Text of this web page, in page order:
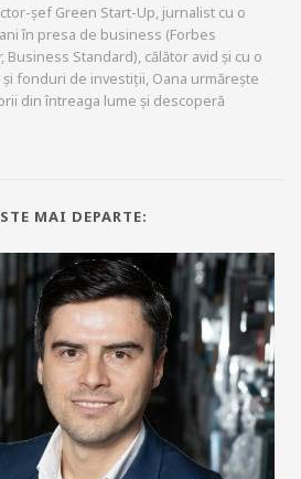
șef Green Start-Up, jurnalist cu o
în presa de business (Forbes
Business Standard), călător avid și cu o
fonduri de investiții, Oana urmărește
din întreaga lume și descoperă
MAI DEPARTE: